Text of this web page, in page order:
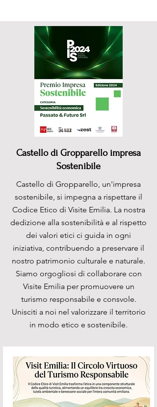
Castello di Gropparello impresa
Sostenibile
Castello di Gropparello, un'impresa
sostenibile, si impegna a rispettare il
Codice Etico di Visite Emilia. La nostra
dedizione alla sostenibilità e al rispetto
dei valori etici ci guida in ogni
iniziativa, contribuendo a preservare il
nostro patrimonio culturale e naturale.
Siamo orgogliosi di collaborare con
Visite Emilia per promuovere un
turismo responsabile e consvole.
Unisciti a noi nel valorizzare il territorio
in modo etico e sostenibile.